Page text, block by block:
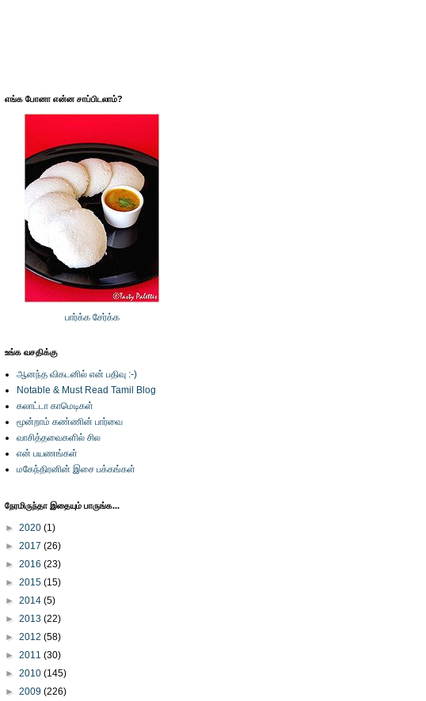
எங்க போனா என்ன சாப்பிடலாம்?
பார்க்க சேர்க்க
உங்க வசதிக்கு
ஆனந்த விகடனில் என் பதிவு :-)
Notable & Must Read Tamil Blog
கலாட்டா காமெடிகள்
மூன்றாம் கண்ணின் பார்வை
வாசித்தவைகளில் சில
என் பயணங்கள்
மகேந்திரனின் இசை பக்கங்கள்
நேரமிருந்தா இதையும் பாருங்க...
► 2020 (1)
► 2017 (26)
► 2016 (23)
► 2015 (15)
► 2014 (5)
► 2013 (22)
► 2012 (58)
► 2011 (30)
► 2010 (145)
► 2009 (226)